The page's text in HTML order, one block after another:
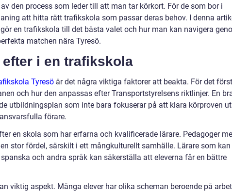
den process som leder till att man tar körkort. För de som bor i
att hitta rätt trafikskola som passar deras behov. I denna
en trafikskola till det bästa valet och hur man kan navigera
matchen nära Tyresö.
efter i en trafikskola
Tyresö är det några viktiga faktorer att beakta. För det
och hur den anpassas efter Transportstyrelsens riktlinjer. En
utbildningsplan som inte bara fokuserar på att klara körproven
förare.
en skola som har erfarna och kvalificerade lärare. Pedagoger
stor fördel, särskilt i ett mångkulturellt samhälle. Lärare som kan
och andra språk kan säkerställa att eleverna får en bättre
viktig aspekt. Många elever har olika scheman beroende på